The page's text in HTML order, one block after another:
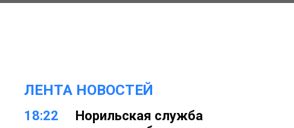
ЛЕНТА НОВОСТЕЙ
18:22
Норильская служба